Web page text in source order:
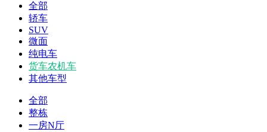
全部
轿车
SUV
微面
纯电车
货车农机车
其他车型
全部
整栋
一房N厅